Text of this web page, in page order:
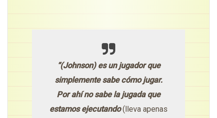
“(Johnson) es un jugador que
simplemente sabe cómo jugar.
Por ahí no sabe la jugada que
estamos ejecutando(lleva apenas